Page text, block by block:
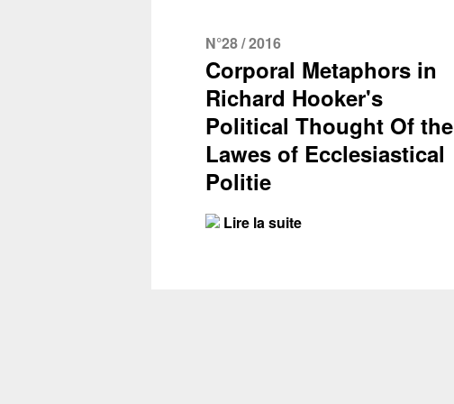
N°28 / 2016
Corporal Metaphors in
Richard Hooker's
Political Thought Of the
Lawes of Ecclesiastical
Politie
Lire la suite